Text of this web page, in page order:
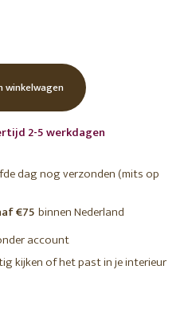
winkelwagen
2-5 werkdagen
dag nog verzonden (mits op
€75 binnen Nederland
account
kijken of het past in je interieur